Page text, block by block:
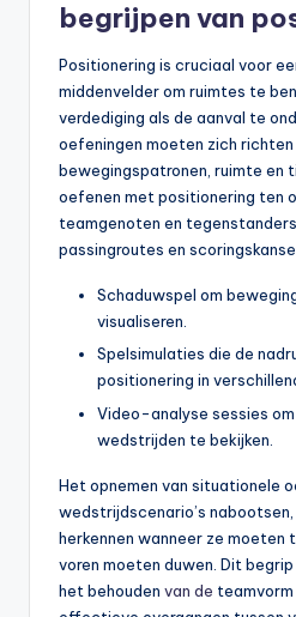
begrijpen van
Positionering is cruciaal voor
middenvelder om ruimtes te
verdediging als de aanval te
oefeningen moeten zich
bewegingspatronen, ruimte en
oefenen met positionering ten
teamgenoten en
passingroutes en
Schaduwspel om
visualiseren.
Spelsimulaties die de
positionering in
Video-analyse sessies
wedstrijden te bekijken.
Het opnemen van situationele
wedstrijdscenario’s
herkennen wanneer ze moeten
voren moeten duwen. Dit
het behouden van de